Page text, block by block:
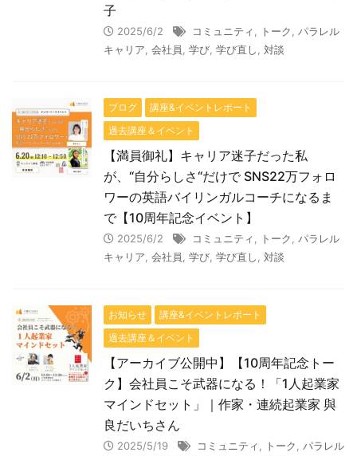
子
2025/6/2 コミュニティ トーク
パラレル
キャリア 会社員 学び 学び直し 対談
ブログ
講座&イベントレポート
過去講座＆イベント
【満員御礼】キャリア迷子だった私
が、“自分らしさ“だけで SNS22万フォロ
ワーの英語バイリンガルコーチになるま
で【10周年記念イベント】
2025/6/2 コミュニティ トーク
パラレル
キャリア 会社員 学び 学び直し 対談
お知らせ
講座&イベントレポート
過去講座＆イベント
【アーカイブ公開中】【10周年記念トー
ク】会社員こそ武器になる！「1人起業家
マインドセット」｜作家・連続起業家 與
良だいちさん
2025/5/19 コミュニティ トーク
パラレル